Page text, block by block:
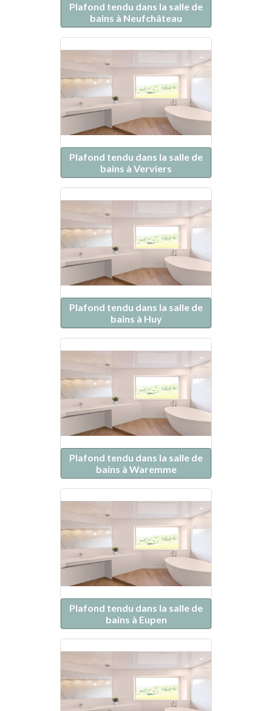
Plafond tendu dans la salle de
bains à Neufchâteau
Plafond tendu dans la salle de
bains à Verviers
Plafond tendu dans la salle de
bains à Huy
Plafond tendu dans la salle de
bains à Waremme
Plafond tendu dans la salle de
bains à Eupen